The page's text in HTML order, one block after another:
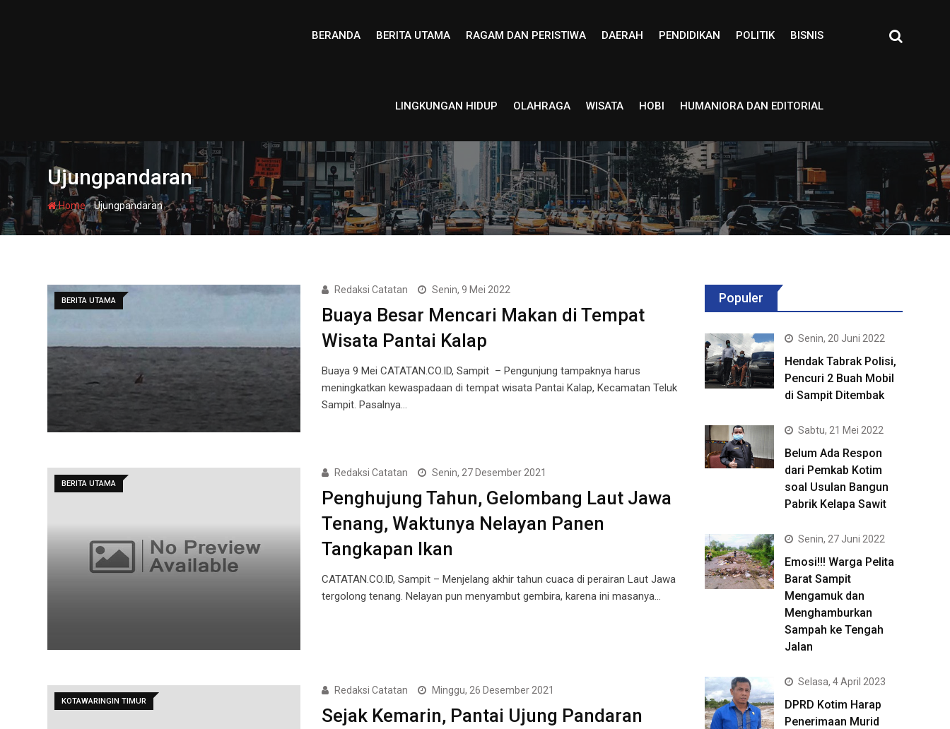
BERANDA BERITA UTAMA RAGAM DAN PERISTIWA DAERAH PENDIDIKAN POLITIK BISNIS
LINGKUNGAN HIDUP OLAHRAGA WISATA HOBI HUMANIORA DAN EDITORIAL
Ujungpandaran
Home-Ujungpandaran
BERITA UTAMA
Redaksi Catatan Senin, 9 Mei 2022
Buaya Besar Mencari Makan di Tempat
Wisata Pantai Kalap
Buaya 9 Mei CATATAN.CO.ID, Sampit – Pengunjung tampaknya harus
meningkatkan kewaspadaan di tempat wisata Pantai Kalap, Kecamatan Teluk
Sampit. Pasalnya…
BERITA UTAMA
Redaksi Catatan Senin, 27 Desember 2021
Penghujung Tahun, Gelombang Laut Jawa
Tenang, Waktunya Nelayan Panen
Tangkapan Ikan
CATATAN.CO.ID, Sampit – Menjelang akhir tahun cuaca di perairan Laut Jawa
tergolong tenang. Nelayan pun menyambut gembira, karena ini masanya…
KOTAWARINGIN TIMUR
Redaksi Catatan Minggu, 26 Desember 2021
Sejak Kemarin, Pantai Ujung Pandaran
Populer
Senin, 20 Juni 2022
Hendak Tabrak Polisi,
Pencuri 2 Buah Mobil
di Sampit Ditembak
Sabtu, 21 Mei 2022
Belum Ada Respon
dari Pemkab Kotim
soal Usulan Bangun
Pabrik Kelapa Sawit
Senin, 27 Juni 2022
Emosi!!! Warga Pelita
Barat Sampit
Mengamuk dan
Menghamburkan
Sampah ke Tengah
Jalan
Selasa, 4 April 2023
DPRD Kotim Harap
Penerimaan Murid